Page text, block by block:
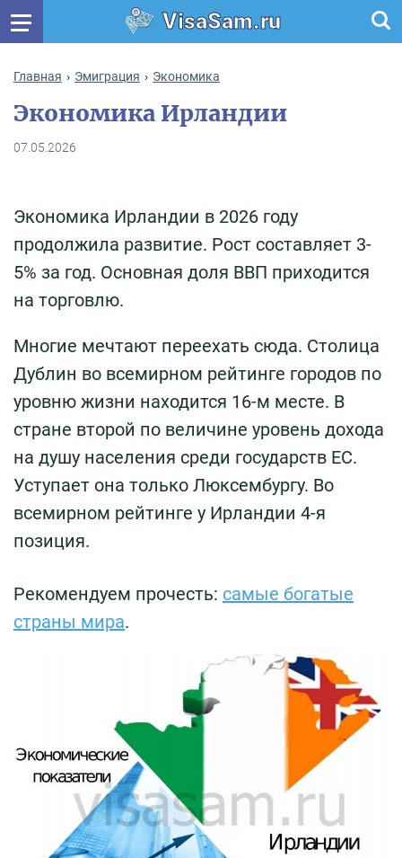
VisaSam.ru
Главная Эмиграция Экономика
Экономика Ирландии
07.05.2026
Экономика Ирландии в 2026 году
продолжила развитие. Рост составляет 3-
5% за год. Основная доля ВВП приходится
на торговлю.
Многие мечтают переехать сюда. Столица
Дублин во всемирном рейтинге городов по
уровню жизни находится 16-м месте. В
стране второй по величине уровень дохода
на душу населения среди государств ЕС.
Уступает она только Люксембургу. Во
всемирном рейтинге у Ирландии 4-я
позиция.
Рекомендуем прочесть: самые богатые
страны мира.